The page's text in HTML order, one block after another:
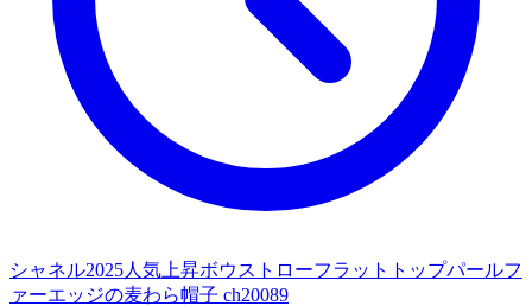
シャネル2025人気上昇ボウストローフラットトップパールフ
ァーエッジの麦わら帽子 ch20089